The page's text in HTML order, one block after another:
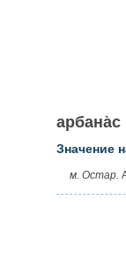
арбана̀с
Значение
м. Остар.